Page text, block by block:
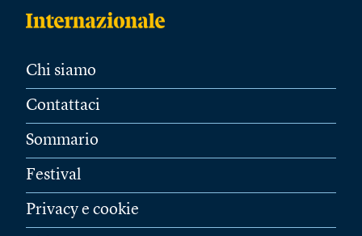
Chi siamo
Contattaci
Sommario
Festival
Privacy e cookie